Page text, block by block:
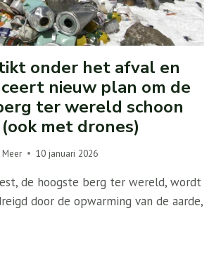
onder het afval en
nieuw plan om de
ter wereld schoon
met drones)
10 januari 2026
de hoogste berg ter wereld, wordt
door de opwarming van de aarde,